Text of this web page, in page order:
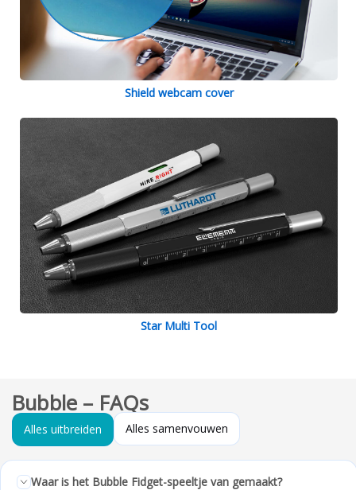
Shield webcam cover
Star Multi Tool
Bubble – FAQs
Alles uitbreiden Alles samenvouwen
Waar is het Bubble Fidget-speeltje van gemaakt?